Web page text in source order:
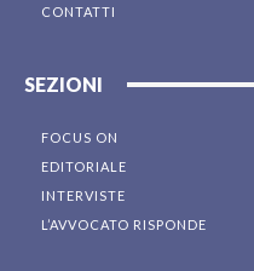
CONTATTI
SEZIONI
FOCUS ON
EDITORIALE
INTERVISTE
L’AVVOCATO RISPONDE